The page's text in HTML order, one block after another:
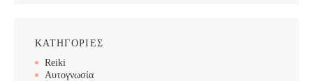
ΚΑΤΗΓΟΡΙΕΣ
Reiki
Αυτογνωσία